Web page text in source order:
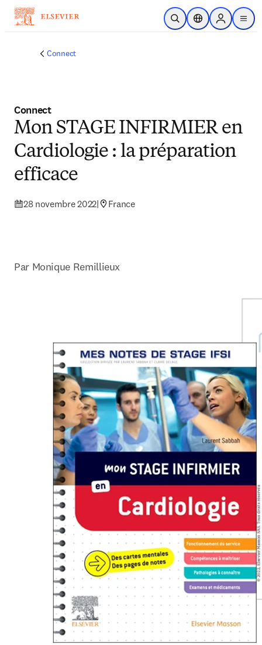
Passer au contenu principal
Ouvrir la recherche
Sélecteur de
Sign in to
menu
Connect
Connect
Mon STAGE INFIRMIER en
Cardiologie : la préparation
efficace
28 novembre 2022| France
Par Monique Remillieux